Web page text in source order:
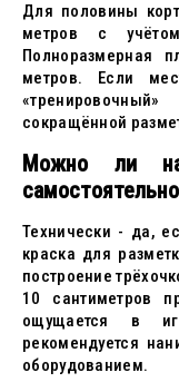
Для половины
метров с
Полноразмерная
метров. Если
сокращённой
Можно ли
Технически - да,
краска для
построение
10 сантиметров
ощущается в
рекомендуется
оборудованием.